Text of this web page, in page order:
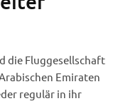
die Fluggesellschaft
Emiraten
regulär in ihr